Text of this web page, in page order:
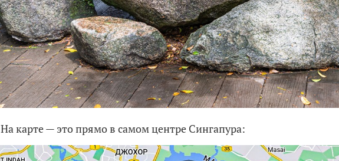
На карте — это прямо в самом центре Сингапура: